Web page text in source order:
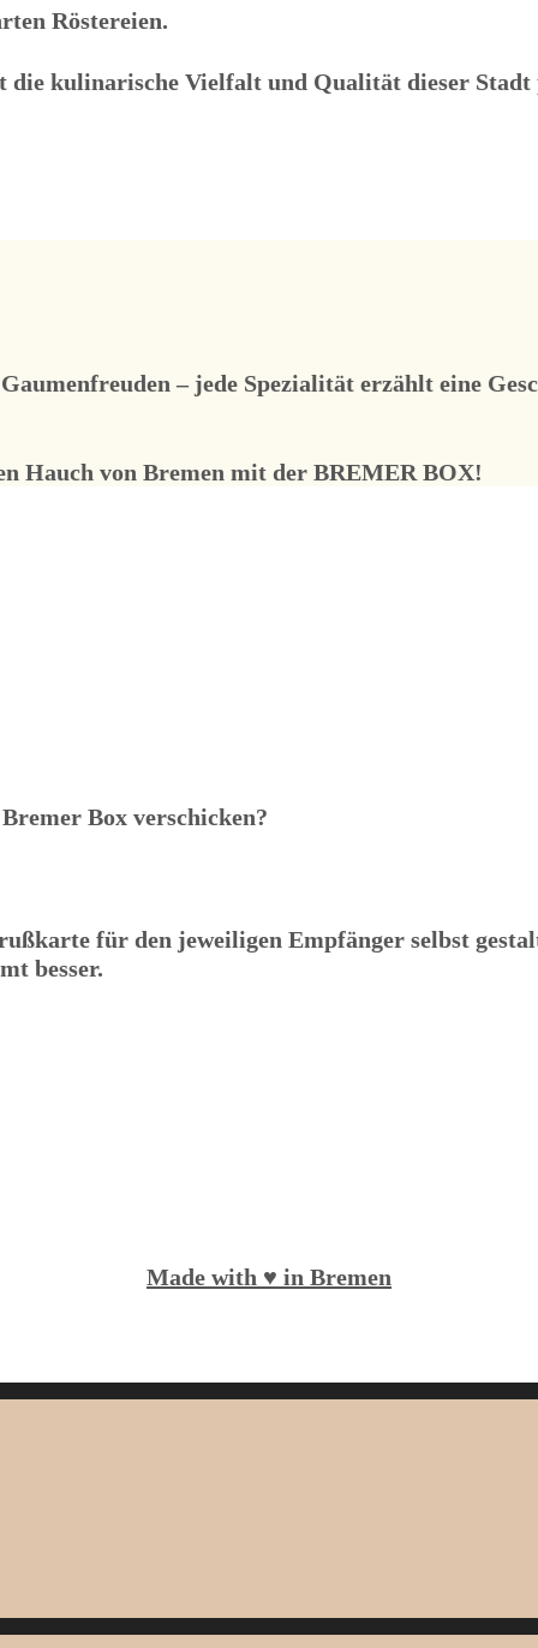
Röstereien.
die kulinarische Vielfalt und Qualität dieser Stadt
– jede Spezialität erzählt eine
Hauch von Bremen mit der BREMER BOX!
Bremer Box verschicken?
für den jeweiligen Empfänger selbst
besser.
Made with ♥️ in Bremen